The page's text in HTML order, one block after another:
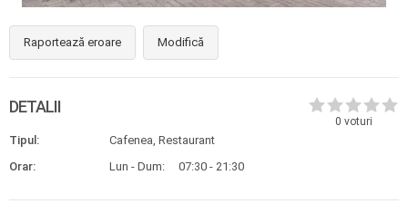
Raportează eroare Modifică
0 voturi
DETALII
Tipul:
Cafenea, Restaurant
Orar:
Lun - Dum: 07:30 - 21:30